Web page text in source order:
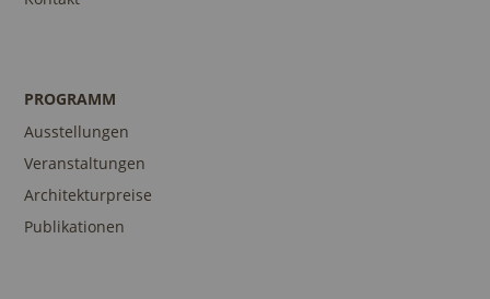
PROGRAMM
Ausstellungen
Veranstaltungen
Architekturpreise
Publikationen